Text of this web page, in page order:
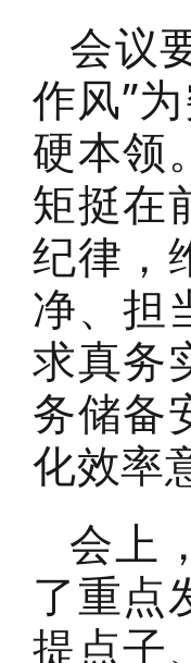
会议
作风”
硬本领
矩挺在
纪律，
净、担
求真务
务储备
化效率
会上
了重点
提点子